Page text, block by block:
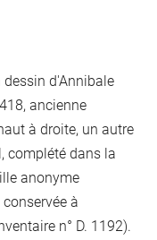
dessin d'Annibale
ancienne
à droite, un autre
complété dans la
anonyme
à
n° D. 1192).